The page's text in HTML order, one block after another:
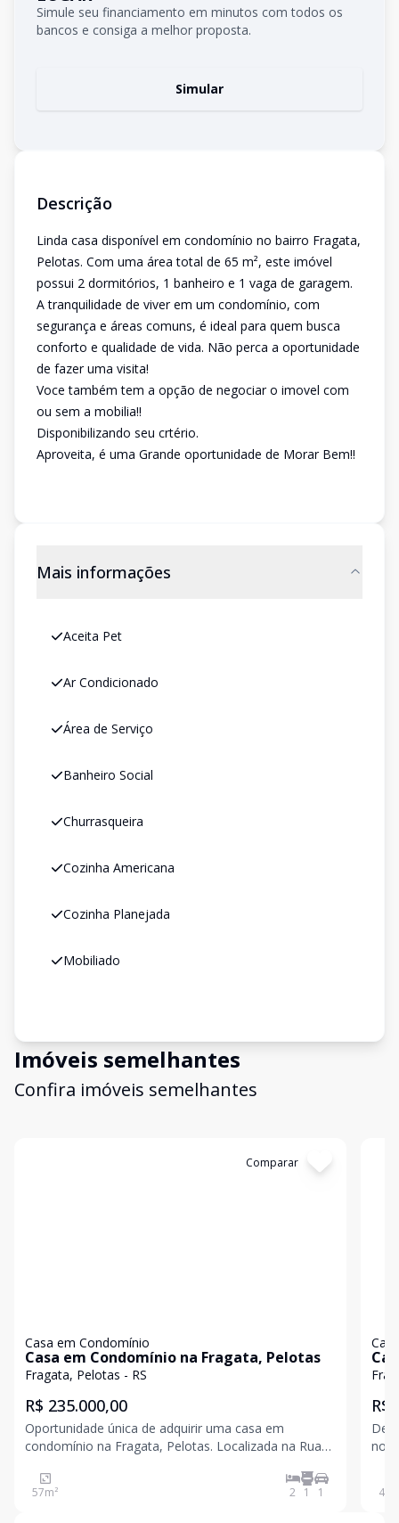
Simule seu financiamento em minutos com todos os
bancos e consiga a melhor proposta.
Simular
Descrição
Linda casa disponível em condomínio no bairro Fragata,
Pelotas. Com uma área total de 65 m², este imóvel
possui 2 dormitórios, 1 banheiro e 1 vaga de garagem.
A tranquilidade de viver em um condomínio, com
segurança e áreas comuns, é ideal para quem busca
conforto e qualidade de vida. Não perca a oportunidade
de fazer uma visita!
Voce também tem a opção de negociar o imovel com
ou sem a mobilia!!
Disponibilizando seu crtério.
Aproveita, é uma Grande oportunidade de Morar Bem!!
Mais informações
Aceita Pet
Ar Condicionado
Área de Serviço
Banheiro Social
Churrasqueira
Cozinha Americana
Cozinha Planejada
Mobiliado
Imóveis semelhantes
Confira imóveis semelhantes
Comparar
Casa em Condomínio
Casa em Condomínio na Fragata, Pelotas
Fragata, Pelotas - RS
R$ 235.000,00
Oportunidade única de adquirir uma casa em
condomínio na Fragata, Pelotas. Localizada na Rua
busca conforto e segurança. Com um ambiente
tranquilo e diversas opções de lazer, venha conhecer
57m² 2 1 1
R$
no
47